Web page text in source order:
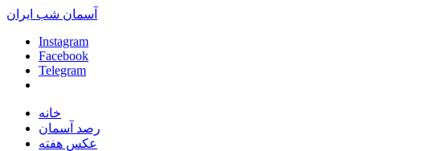
آسمان شب ایران
Instagram
Facebook
Telegram
خانه
رصد آسمان
عکس هفته